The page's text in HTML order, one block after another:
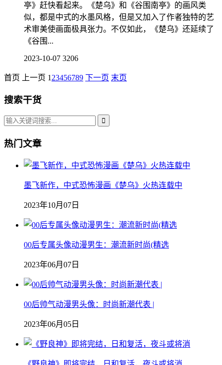
亭》赶快看起来。《楚乌》和《谷围南亭》的画风类
似，都是中式的水墨风格，但是又加入了作者独特的艺
术审美使画面极具张力。不仅如此，《楚乌》还延续了
《谷围...
2023-10-07 3206
首页 上一页 1 23456789 下一页 末页
搜索干货
热门文章
墨飞新作，中式恐怖漫画《楚乌》火热连载中
2023年10月07日
00后专属头像动漫男生：潮流新时尚(精选
2023年06月07日
00后帅气动漫男头像：时尚新潮代表 |
2023年06月05日